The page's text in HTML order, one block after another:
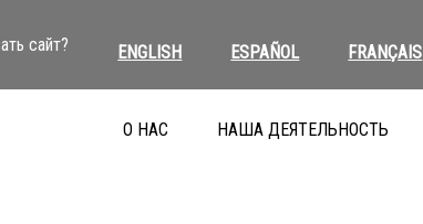
сайт? ENGLISH ESPAÑOL FRANÇAIS
О НАС НАША ДЕЯТЕЛЬНОСТЬ